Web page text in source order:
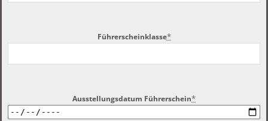
Führerscheinklasse*
Ausstellungsdatum Führerschein*